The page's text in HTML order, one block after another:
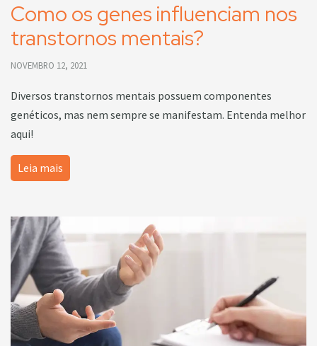
Como os genes influenciam nos
transtornos mentais?
NOVEMBRO 12, 2021
Diversos transtornos mentais possuem componentes
genéticos, mas nem sempre se manifestam. Entenda melhor
aqui!
Leia mais